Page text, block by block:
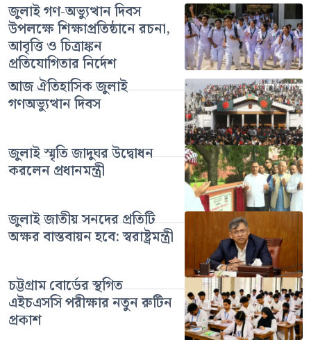
জুলাই গণ-অভ্যুত্থান দিবস
উপলক্ষে শিক্ষাপ্রতিষ্ঠানে রচনা,
আবৃত্তি ও চিত্রাঙ্কন
প্রতিযোগিতার নির্দেশ
আজ ঐতিহাসিক জুলাই
গণঅভ্যুত্থান দিবস
জুলাই স্মৃতি জাদুঘর উদ্বোধন
করলেন প্রধানমন্ত্রী
জুলাই জাতীয় সনদের প্রতিটি
অক্ষর বাস্তবায়ন হবে: স্বরাষ্ট্রমন্ত্রী
চট্টগ্রাম বোর্ডের স্থগিত
এইচএসসি পরীক্ষার নতুন রুটিন
প্রকাশ